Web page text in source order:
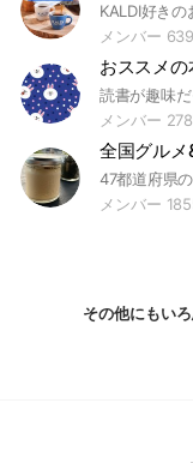
メンバー 639
おススメの
メンバー
全国グルメ
メンバー
その他にもい